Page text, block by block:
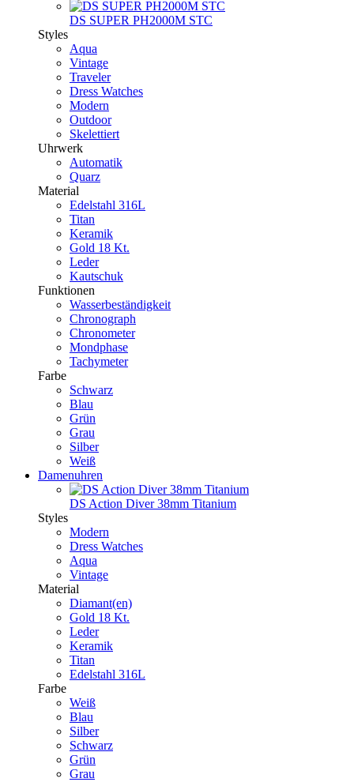
DS SUPER PH2000M STC
Styles
Aqua
Vintage
Traveler
Dress Watches
Modern
Outdoor
Skelettiert
Uhrwerk
Automatik
Quarz
Material
Edelstahl 316L
Titan
Keramik
Gold 18 Kt.
Leder
Kautschuk
Funktionen
Wasserbeständigkeit
Chronograph
Chronometer
Mondphase
Tachymeter
Farbe
Schwarz
Blau
Grün
Grau
Silber
Weiß
Damenuhren
DS Action Diver 38mm Titanium
Styles
Modern
Dress Watches
Aqua
Vintage
Material
Diamant(en)
Gold 18 Kt.
Leder
Keramik
Titan
Edelstahl 316L
Farbe
Weiß
Blau
Silber
Schwarz
Grün
Grau